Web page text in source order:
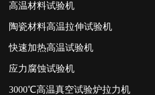
高温材料试验机
陶瓷材料高温拉伸试验机
快速加热高温试验机
应力腐蚀试验机
3000℃高温真空试验炉拉力机